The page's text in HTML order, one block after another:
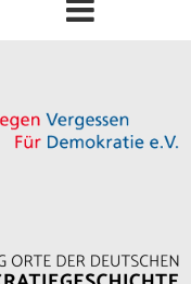
navigation